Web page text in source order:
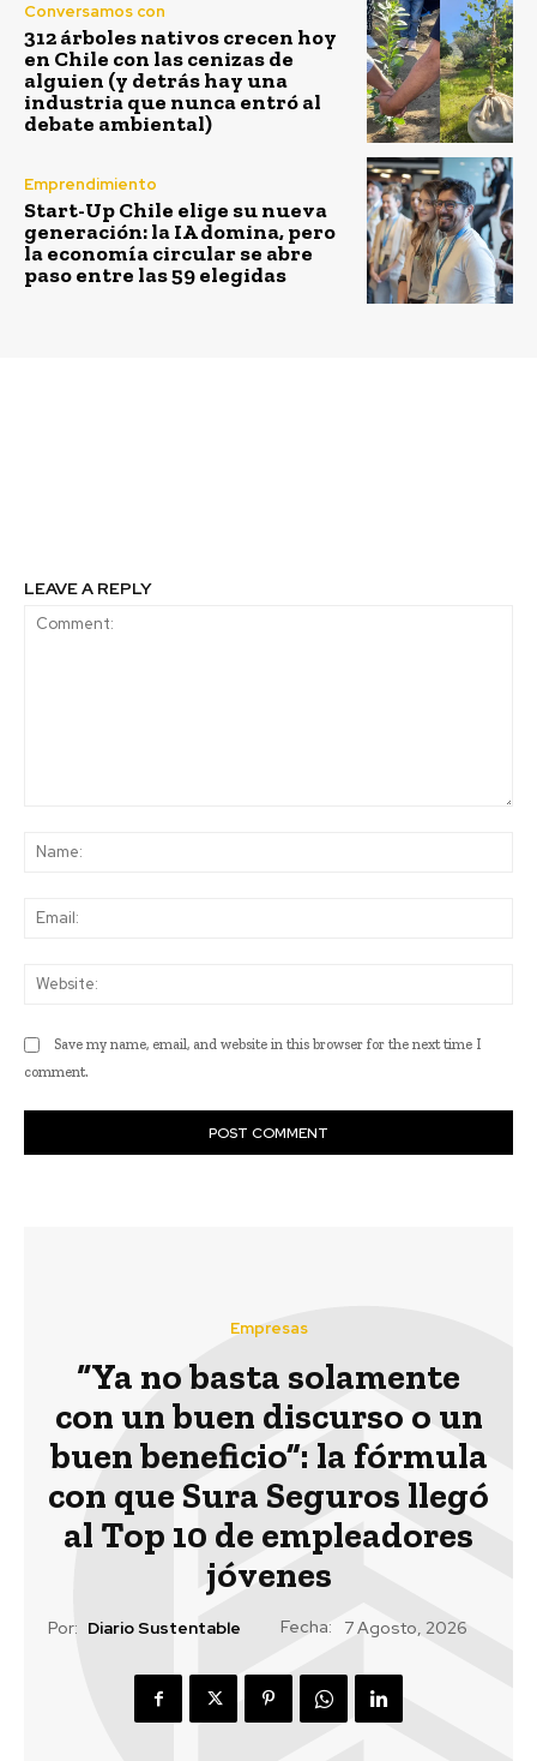
Conversamos con
312 árboles nativos crecen hoy
en Chile con las cenizas de
alguien (y detrás hay una
industria que nunca entró al
debate ambiental)
Emprendimiento
Start-Up Chile elige su nueva
generación: la IA domina, pero
la economía circular se abre
paso entre las 59 elegidas
LEAVE A REPLY
Save my name, email, and website in this browser for the next time I
comment.